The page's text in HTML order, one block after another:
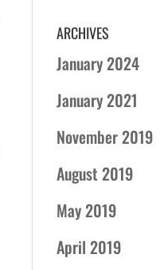
ARCHIVES
January 2024
January 2021
November 2019
August 2019
May 2019
April 2019